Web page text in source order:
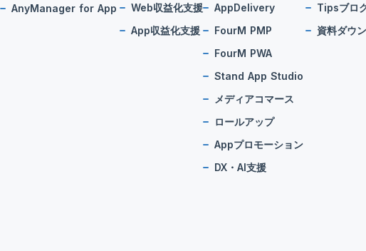
AnyManager for App
Web収益化支援
App収益化支援
AppDelivery
FourM PMP
FourM PWA
Stand App Studio
メディアコマース
ロールアップ
Appプロモーション
DX・AI支援
Tipsブロ
資料ダウ